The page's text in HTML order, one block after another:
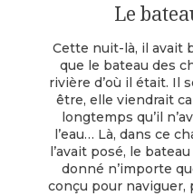
Le
Cette nuit-là, il avait
que le bateau des
rivière d’où il était. Il
être, elle viendrait
longtemps qu’il
l’eau… Là, dans ce
l’avait posé, le
donné n’importe
conçu pour naviguer,